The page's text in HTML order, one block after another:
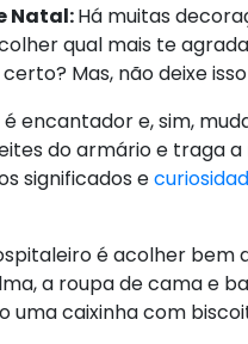
Natal:Há muitas
qual mais te
Mas, não deixe
encantador e, sim,
do armário e traga
significados e
é acolher bem
a roupa de cama e
uma caixinha com